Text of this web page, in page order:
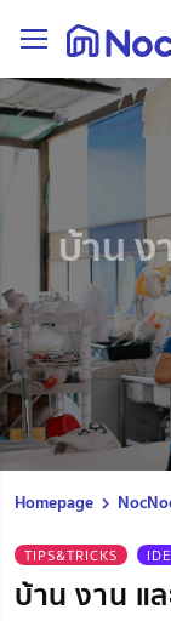
บ้าน ง
Homepage
TIPS&TRICKS
บ้าน งาน แ